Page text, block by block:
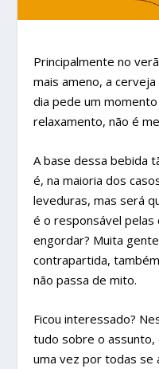
Principalmente no
mais ameno, a
dia pede um
relaxamento, não é
A base dessa bebida
é, na maioria dos
leveduras, mas será
é o responsável pelas
engordar? Muita
contrapartida,
não passa de mito.
Ficou interessado?
tudo sobre o
uma vez por todas se